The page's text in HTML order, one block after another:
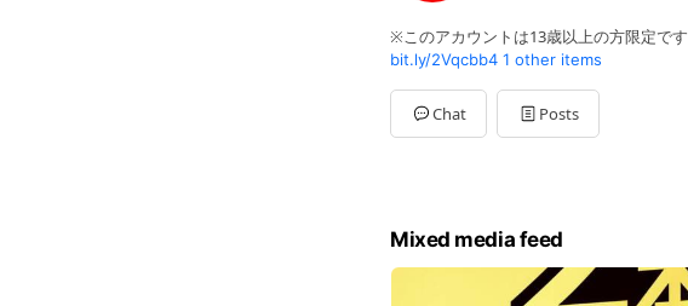
※このアカウントは13歳以上の方限定です
bit.ly/2Vqcbb4 1 other items
Chat Posts
Mixed media feed